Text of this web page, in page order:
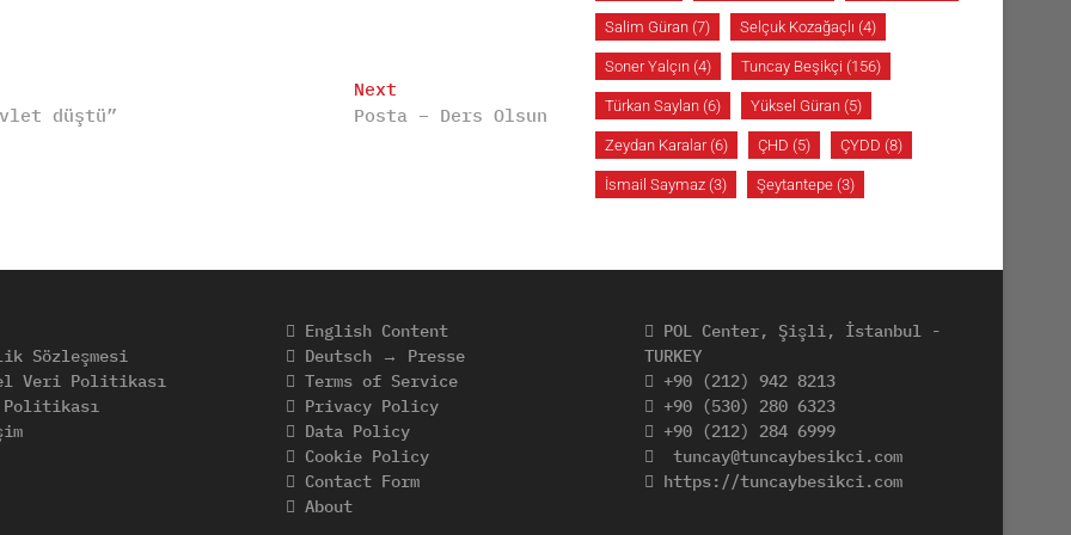
düştü”
Next
post:
Posta – Ders Olsun
Salim Güran (7) Selçuk Kozağaçlı (4)
Soner Yalçın (4) Tuncay Beşikçi (156)
Türkan Saylan (6) Yüksel Güran (5)
Zeydan Karalar(6) ÇHD (5) ÇYDD (8)
İsmail Saymaz (3) Şeytantepe (3)
Sözleşmesi
Veri Politikası
Politikası
English Content
Deutsch → Presse
Terms of Service
Privacy Policy
Data Policy
Cookie Policy
Contact Form
About
POL Center, Şişli, İstanbul -
TURKEY
+90 (212) 942 8213
+90 (530) 280 6323
+90 (212) 284 6999
tuncay@tuncaybesikci.com
https://tuncaybesikci.com